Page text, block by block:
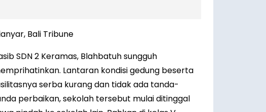
Bali Tribune
SDN 2 Keramas, Blahbatuh sungguh
Lantaran kondisi gedung beserta
serba kurang dan tidak ada tanda-
perbaikan, sekolah tersebut mulai ditinggal